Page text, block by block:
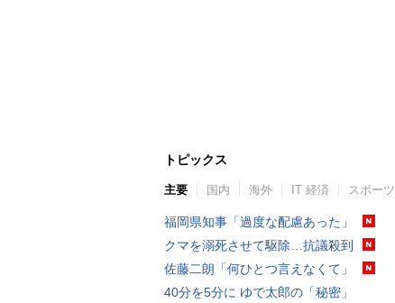
トピックス
主要 国内 海外 IT 経済 スポーツ
福岡県知事「過度な配慮あった」
クマを溺死させて駆除…抗議殺到
佐藤二朗「何ひとつ言えなくて」
40分を5分に ゆで太郎の「秘密」